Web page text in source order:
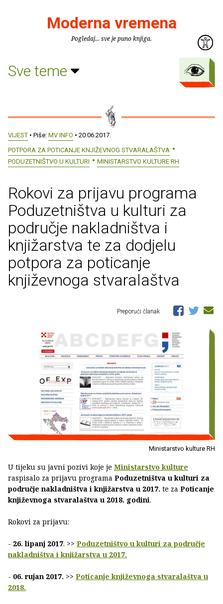
Moderna vremena
Pogledaj... sve je puno knjiga.
Sve teme
VIJEST • Piše: MV INFO • 20.06.2017.
POTPORA ZA POTICANJE KNJIŽEVNOG STVARALAŠTVA
PODUZETNIŠTVO U KULTURI
MINISTARSTVO KULTURE RH
Rokovi za prijavu programa
Poduzetništva u kulturi za
područje nakladništva i
knjižarstva te za dodjelu
potpora za poticanje
književnoga stvaralaštva
Preporuči članak
Ministarstvo kulture RH
U tijeku su javni pozivi koje je Ministarstvo kulture
raspisalo za prijavu programa Poduzetništva u kulturi za
područje nakladništva i knjižarstva u 2017. te za Poticanje
književnoga stvaralaštva u 2018. godini.
Rokovi za prijavu:
- 26. lipanj 2017. >> Poduzetništvo u kulturi za područje
nakladništva i knjižarstva u 2017.
- 06. rujan 2017. >> Poticanje književnoga stvaralaštva u
2018.